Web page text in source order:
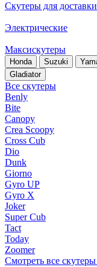
Скутеры для доставки
Электрические
Максискутеры
Honda Suzuki
Gladiator
Все скутеры
Benly
Bite
Canopy
Crea Scoopy
Cross Cub
Dio
Dunk
Giorno
Gyro UP
Gyro X
Joker
Super Cub
Tact
Today
Zoomer
Смотреть все